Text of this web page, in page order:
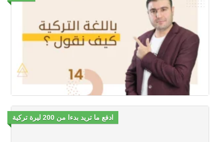
ادفع ما تريد بدءا من 200 ليرة تركية